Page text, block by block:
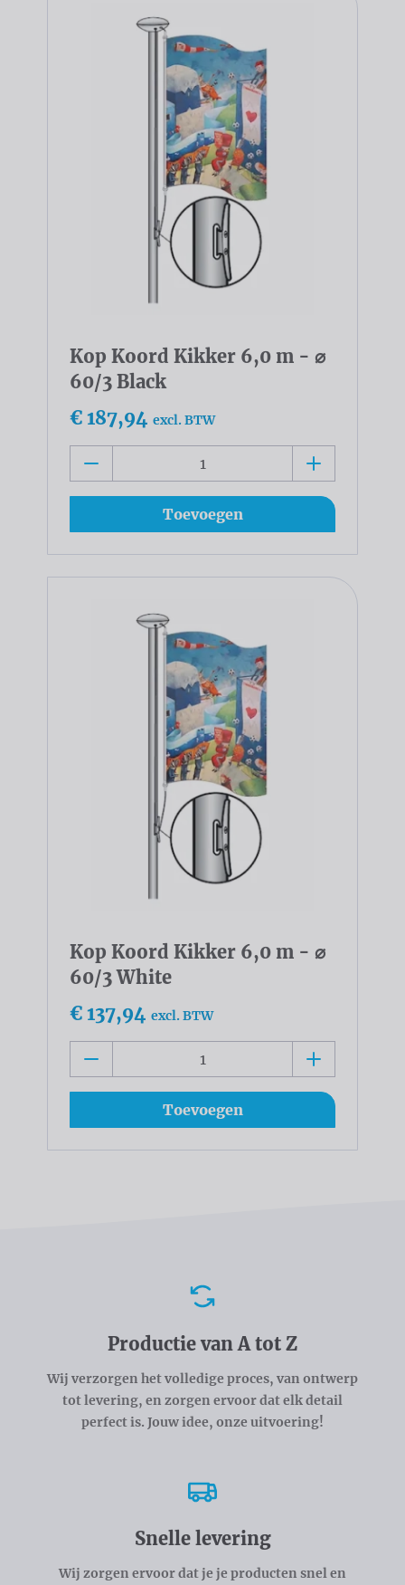
Kop Koord Kikker 6,0 m - ⌀
60/3 Black
€ 187,94 excl. BTW
Toevoegen
Kop Koord Kikker 6,0 m - ⌀
60/3 White
€ 137,94 excl. BTW
Toevoegen
Productie van A tot Z
Wij verzorgen het volledige proces, van ontwerp
tot levering, en zorgen ervoor dat elk detail
perfect is. Jouw idee, onze uitvoering!
Snelle levering
Wij zorgen ervoor dat je je producten snel en